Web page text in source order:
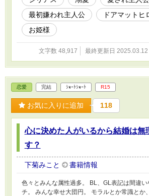
最初嫌われ主人公
ドアマットヒ
お姫様
文字数 48,917 最終更新日 2025.03.12
恋愛 完結 ｼｮｰﾄｼｮｰﾄ R15
お気に入りに追加 118
心に決めた人がいるから結婚は無
す？
下菊みこと 書籍情報
色々とみんな属性過多。 BL、GL表記は間違
チ。 みんな幸せ大団円。 モラルとか常識とか